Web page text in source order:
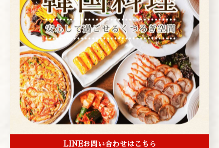
0/
▼TEL予約▼
０３－３８３９－１４７２
▼Uber Eats注文▼
www.ubereats.com/jp/tokyo/food-
delivery/%E9%9F%93%E5%9B%BD%E6%96%99%E7%
90%86%E3%82%A2%E3%83%AC%E3%83%B3%E3%83
%A2%E3%82%AF-korean-restaurant-
LINEお問い合わせはこちら